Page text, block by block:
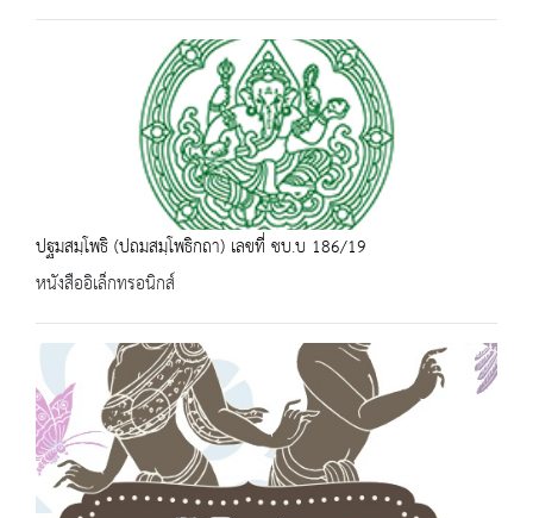
ปฐมสมฺโพธิ (ปถมสมฺโพธิกถา) เลขที่ ชบ.บ 186/19
หนังสืออิเล็กทรอนิกส์